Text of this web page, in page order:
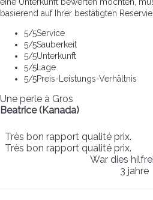
basierend auf Ihrer bestätigten
5/5Service
5/5Sauberkeit
5/5Unterkunft
5/5 Lage
5/5Preis-Leistungs-Verhältnis
Une perle à Gros
Beatrice (Kanada)
Très bon rapport qualité prix.
Très bon rapport qualité prix.
War dies
3 jahre